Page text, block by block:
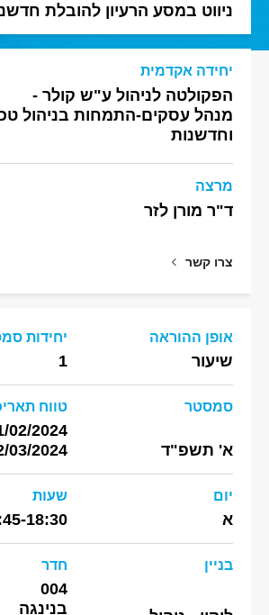
ניווט במסע הרעיון להובלת
יחידה אקדמית
הפקולטה לניהול ע"ש קולר -
מנהל עסקים-התמחות בניהול
וחדשנות
מרצה
ד"ר מורן לזר
צרו קשר
אופן ההוראה
שיעור
יחידות
1
סמסטר
א' תשפ"ד
טווח
03/2024
יום
א
שעות
18:30
בניין חדר
004
בנינגה